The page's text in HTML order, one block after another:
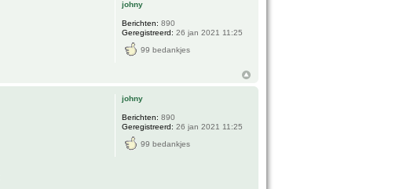
johny
Berichten: 890
Geregistreerd: 26 jan 2021 11:25
99 bedankjes
johny
Berichten: 890
Geregistreerd: 26 jan 2021 11:25
99 bedankjes